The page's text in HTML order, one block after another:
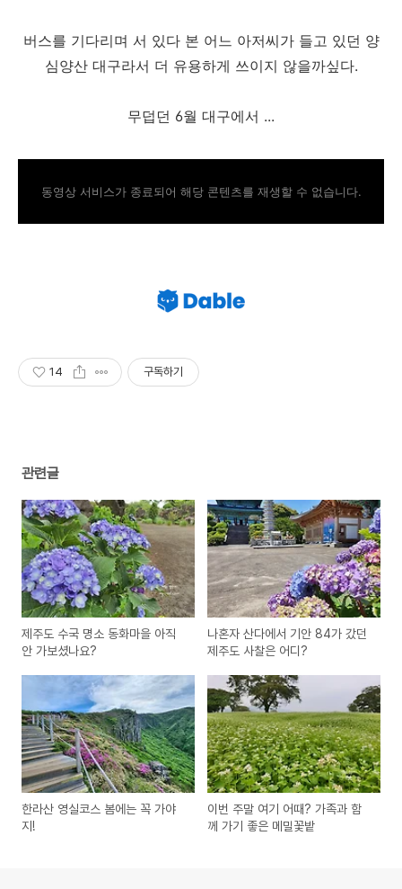
버스를 기다리며 서 있다 본 어느 아저씨가 들고 있던 양
심양산 대구라서 더 유용하게 쓰이지 않을까싶다.
무덥던 6월 대구에서 ...
동영상 서비스가 종료되어 해당 콘텐츠를 재생할 수 없습니다.
14 구독하기
관련글
제주도 수국 명소 동화마을 아직
안 가보셨나요?
나혼자 산다에서 기안 84가 갔던
제주도 사찰은 어디?
한라산 영실코스 봄에는 꼭 가야
지!
이번 주말 여기 어때? 가족과 함
께 가기 좋은 메밀꽃밭